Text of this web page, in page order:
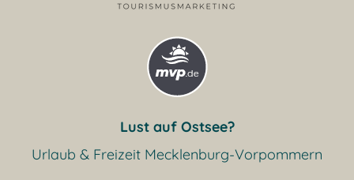
Lust auf Ostsee?
Urlaub & Freizeit Mecklenburg-Vorpommern